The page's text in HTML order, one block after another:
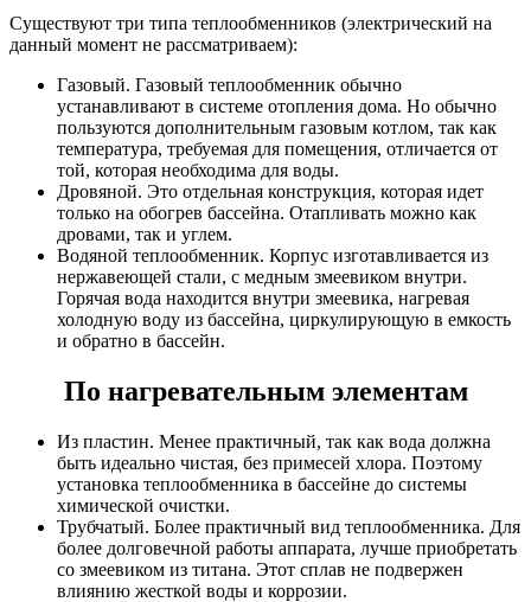
Существуют три типа теплообменников (электрический на
данный момент не рассматриваем):
Газовый. Газовый теплообменник обычно
устанавливают в системе отопления дома. Но обычно
пользуются дополнительным газовым котлом, так как
температура, требуемая для помещения, отличается от
той, которая необходима для воды.
Дровяной. Это отдельная конструкция, которая идет
только на обогрев бассейна. Отапливать можно как
дровами, так и углем.
Водяной теплообменник. Корпус изготавливается из
нержавеющей стали, с медным змеевиком внутри.
Горячая вода находится внутри змеевика, нагревая
холодную воду из бассейна, циркулирующую в емкость
и обратно в бассейн.
По нагревательным элементам
Из пластин. Менее практичный, так как вода должна
быть идеально чистая, без примесей хлора. Поэтому
установка теплообменника в бассейне до системы
химической очистки.
Трубчатый. Более практичный вид теплообменника. Для
более долговечной работы аппарата, лучше приобретать
со змеевиком из титана. Этот сплав не подвержен
влиянию жесткой воды и коррозии.